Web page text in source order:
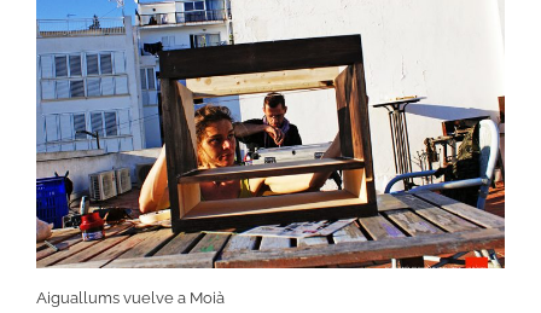
Aiguallums vuelve a Moià